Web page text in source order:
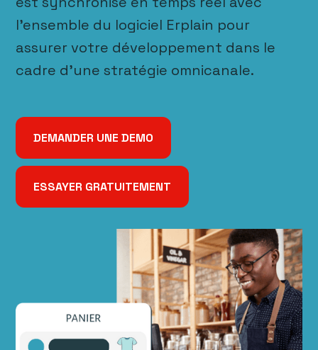
l’ensemble du logiciel Erplain pour
assurer votre développement dans le
cadre d’une stratégie omnicanale.
DEMANDER UNE DEMO
ESSAYER GRATUITEMENT